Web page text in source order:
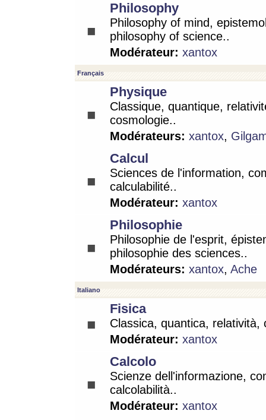
Philosophy
Philosophy of mind,
philosophy of science..
Modérateur: xantox
Français
Physique
Classique, quantique,
cosmologie..
Modérateurs: xantox,
Calcul
Sciences de l'information,
calculabilité..
Modérateur: xantox
Philosophie
Philosophie de l'esprit,
philosophie des sciences..
Modérateurs: xantox, Ache
Italiano
Fisica
Classica, quantica, relatività,
Modérateur: xantox
Calcolo
Scienze dell'informazione,
calcolabilità..
Modérateur: xantox